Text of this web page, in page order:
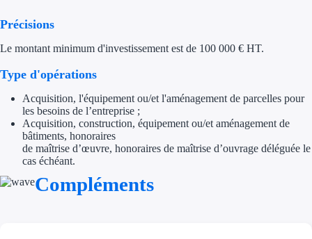
Aides Région
Précisions
Le montant minimum d'investissement est de 100 000 € HT.
Type d'opérations
Acquisition, l'équipement ou/et l'aménagement de parcelles pour
les besoins de l’entreprise ;
Acquisition, construction, équipement ou/et aménagement de
bâtiments, honoraires
de maîtrise d’œuvre, honoraires de maîtrise d’ouvrage déléguée le
cas échéant.
Compléments